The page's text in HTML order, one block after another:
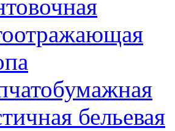
бельевая